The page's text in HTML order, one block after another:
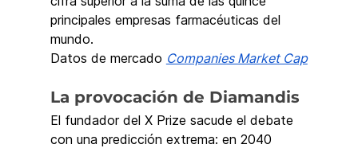
principales empresas farmacéuticas del
mundo.
Datos de mercado Companies Market Cap
La provocación de Diamandis
El fundador del X Prize sacude el debate
con una predicción extrema: en 2040